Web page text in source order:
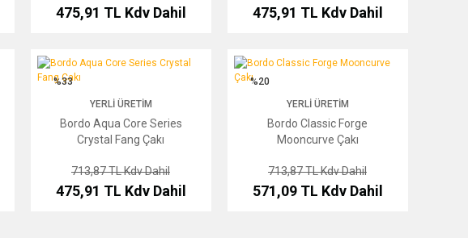
475,91 TL Kdv Dahil 475,91 TL Kdv Dahil
Bordo Aqua Core Series Crystal Fang Çakı
%33
YERLI ÜRETIM
Bordo Aqua Core Series
Crystal Fang Çakı
713,87 TLKdv Dahil
475,91 TL Kdv Dahil
Bordo Classic Forge Mooncurve Çakı
%20
YERLI ÜRETIM
Bordo Classic Forge
Mooncurve Çakı
713,87 TLKdv Dahil
571,09 TL Kdv Dahil